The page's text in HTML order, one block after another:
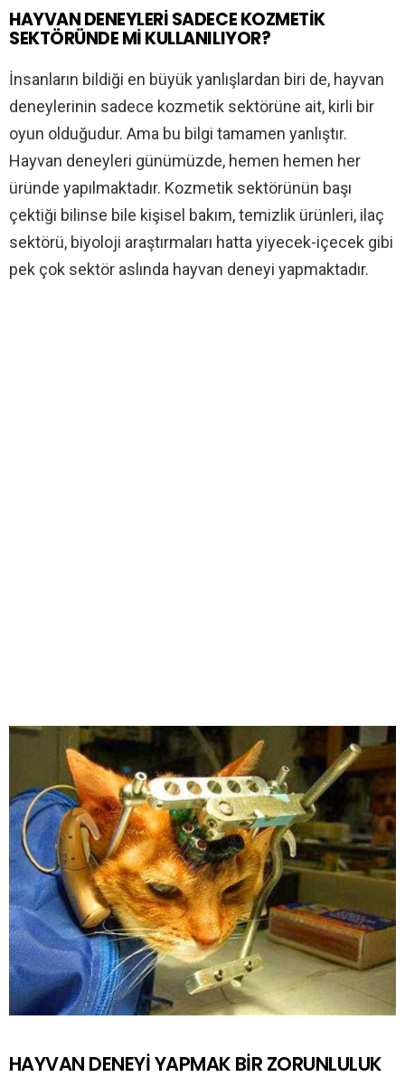
HAYVAN DENEYLERİ SADECE KOZMETİK
SEKTÖRÜNDE Mİ KULLANILIYOR?
İnsanların bildiği en büyük yanlışlardan biri de, hayvan
deneylerinin sadece kozmetik sektörüne ait, kirli bir
oyun olduğudur. Ama bu bilgi tamamen yanlıştır.
Hayvan deneyleri günümüzde, hemen hemen her
üründe yapılmaktadır. Kozmetik sektörünün başı
çektiği bilinse bile kişisel bakım, temizlik ürünleri, ilaç
sektörü, biyoloji araştırmaları hatta yiyecek-içecek gibi
pek çok sektör aslında hayvan deneyi yapmaktadır.
HAYVAN DENEYİ YAPMAK BİR ZORUNLULUK